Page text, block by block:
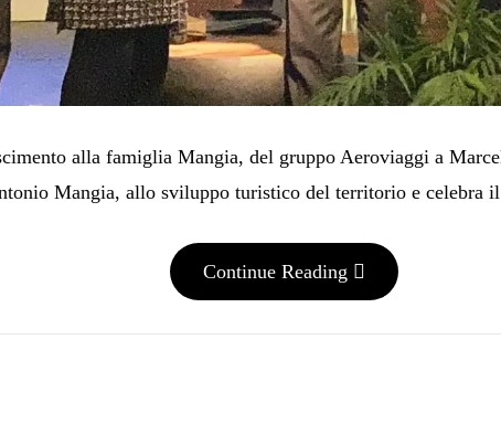
alla famiglia Mangia, del gruppo Aeroviaggi a
Mangia, allo sviluppo turistico del territorio e celebra
Continue Reading